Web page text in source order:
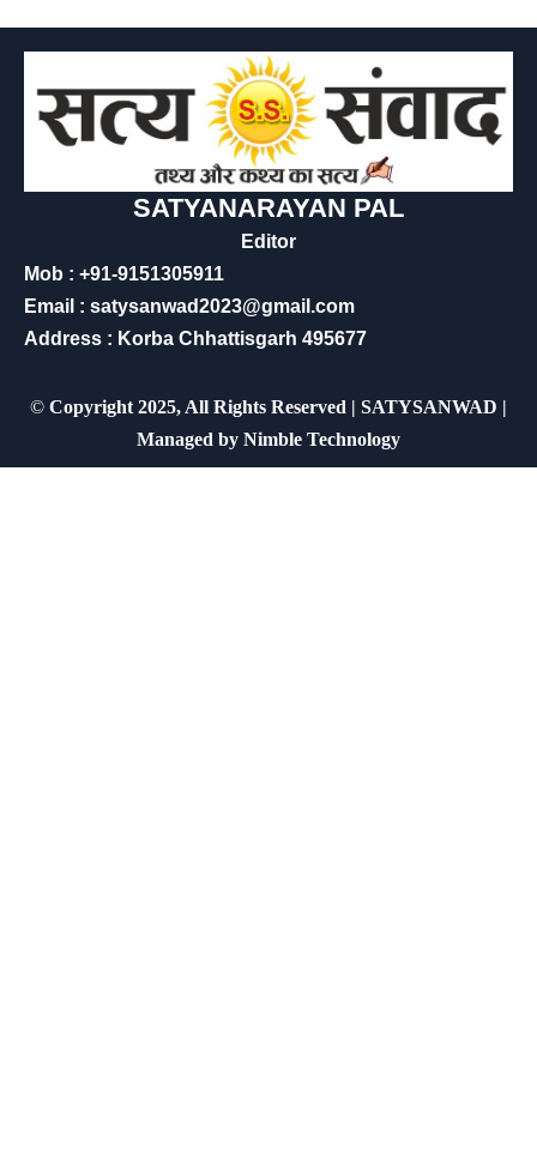
SATYANARAYAN PAL
Editor
Mob : +91-9151305911
Email : satysanwad2023@gmail.com
Address : Korba Chhattisgarh 495677
© Copyright 2025, All Rights Reserved | SATYSANWAD |
Managed by Nimble Technology